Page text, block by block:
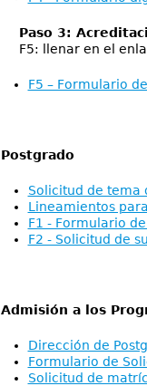
Paso 3:
F5: llenar en el
F5 – Formulario
Postgrado
Solicitud de tema
Lineamientos
F1 - Formulario
F2 - Solicitud de
Admisión a los
Dirección de
Formulario de
Solicitud de